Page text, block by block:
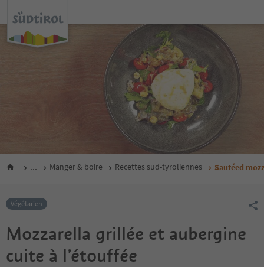
... Manger & boire Recettes sud-tyroliennes Sautéed
Végétarien
Mozzarella grillée et aubergine
cuite à l’étouffée